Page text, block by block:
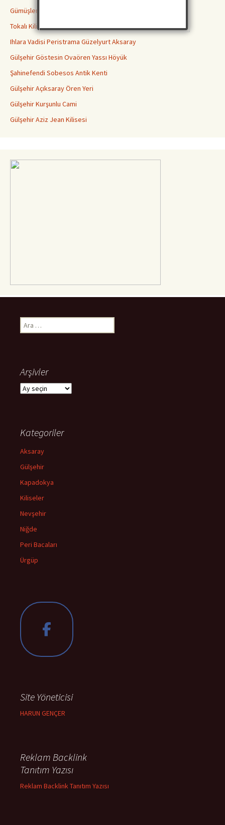
Gümüşler Manastırı Niğde
Tokalı Kilise Göreme
Ihlara Vadisi Peristrama Güzelyurt Aksaray
Gülşehir Göstesin Ovaören Yassı Höyük
Şahinefendi Sobesos Antik Kenti
Gülşehir Açıksaray Ören Yeri
Gülşehir Kurşunlu Cami
Gülşehir Aziz Jean Kilisesi
Arama:
Arşivler
Arşivler
Kategoriler
Aksaray
Gülşehir
Kapadokya
Kiliseler
Nevşehir
Niğde
Peri Bacaları
Ürgüp
Site Yöneticisi
HARUN GENÇER
Reklam Backlink
Tanıtım Yazısı
Reklam Backlink Tanıtım Yazısı